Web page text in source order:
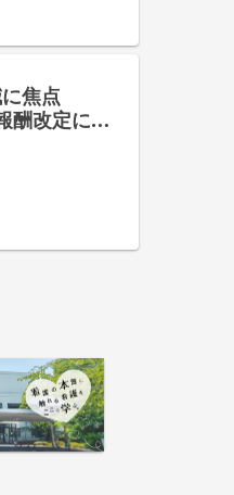
焦点
酬改定に関